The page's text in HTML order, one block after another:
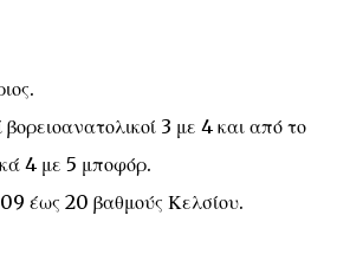
3 με 4 και από το
4 με 5 μποφόρ.
έως 20 βαθμούς Κελσίου.